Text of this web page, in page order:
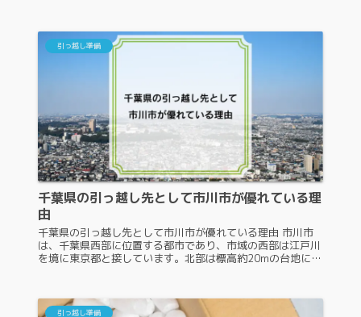
引っ越し準備
千葉県の引っ越し先として市川市が優れている理
由
千葉県の引っ越し先として市川市が優れている理由 市川市
は、千葉県西部に位置する都市であり、市域の西部は江戸川
を境に東京都と接しています。北部は標高約20mの台地にな
引っ越し準備